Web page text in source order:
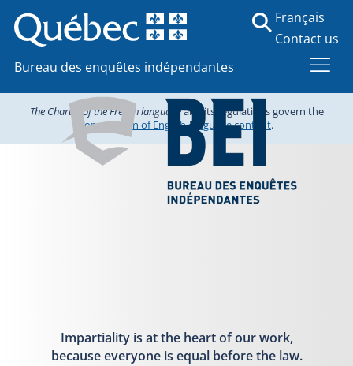
Bureau des enquêtes indépendantes
Français
Contact us
The Charter of the French languageand its regulations govern the
consultation of English-language content.
Impartiality is at the heart of our work,
because everyone is equal before the law.